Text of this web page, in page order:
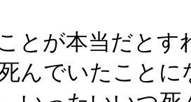
とが本当だとす
んでいたこと